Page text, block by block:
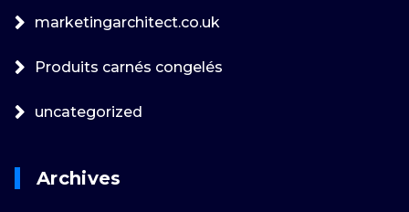
marketingarchitect.co.uk
Produits carnés congelés
uncategorized
Archives